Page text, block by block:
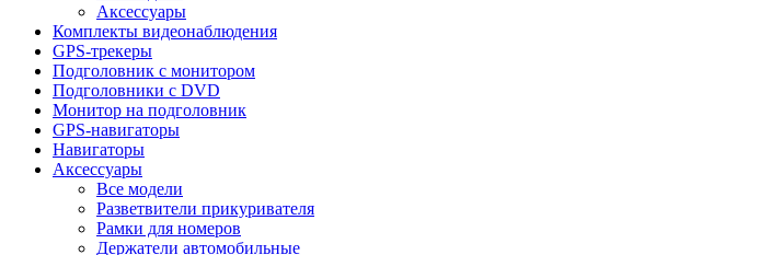
Аксессуары
Комплекты видеонаблюдения
GPS-трекеры
Подголовник с монитором
Подголовники с DVD
Монитор на подголовник
GPS-навигаторы
Навигаторы
Аксессуары
Все модели
Разветвители прикуривателя
Рамки для номеров
Держатели автомобильные